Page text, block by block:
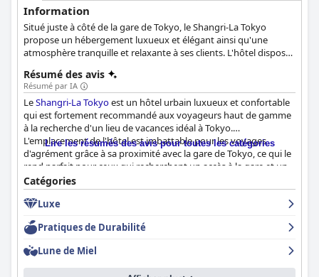
Information
Situé juste à côté de la gare de Tokyo, le Shangri-La Tokyo
propose un hébergement luxueux et élégant ainsi qu'une
atmosphère tranquille et relaxante à ses clients. L'hôtel dispose
populaires de Tokyo, comme le Tokyo Skytree et le Palais
Impérial, se trouvent à quelques minutes.
Résumé des avis
Résumé par IA
LeShangri-La Tokyoest un hôtel urbain luxueux et confortable
qui est fortement recommandé aux voyageurs haut de gamme
à la recherche d'un lieu de vacances idéal à Tokyo.
L'emplacement de l'hôtel est imbattable pour les voyages
d'agrément grâce à sa proximité avec la gare de Tokyo, ce qui le
rend parfait pour ceux qui recherchent un accès à la gare et un
emplacement central. L'hôtel propose des chambres spacieuses
et confortables, dotées d'équipements de qualité et d'un
mobilier élégant, pour le plus grand plaisir des clients. L'hôtel est
très apprécié pour sa propreté et les clients sont impressionnés
par la propreté de l'établissement et la qualité du personnel. Le
personnel est exceptionnel, répondant à toutes sortes de
demandes et loué pour son comportement élégant et
professionnel tout au long du séjour. L'hôtel est une excellente
Lire les résumés des avis pour toutes les catégories
Catégories
Luxe
Pratiques de Durabilité
Lune de Miel